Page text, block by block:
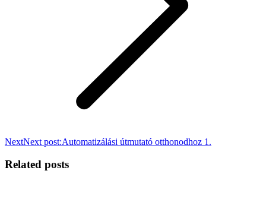
NextNext post:Automatizálási útmutató otthonodhoz 1.
Related posts